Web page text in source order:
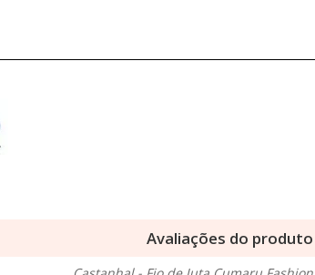
Avaliações do produto